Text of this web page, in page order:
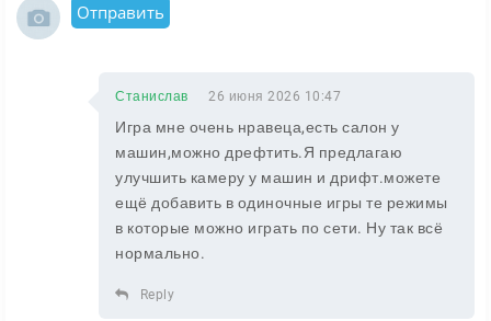
Отправить
Станислав 26 июня 2026 10:47
Игра мне очень нравеца,есть салон у
машин,можно дрефтить.Я предлагаю
улучшить камеру у машин и дрифт.можете
ещё добавить в одиночные игры те режимы
в которые можно играть по сети. Ну так всё
нормально.
Reply